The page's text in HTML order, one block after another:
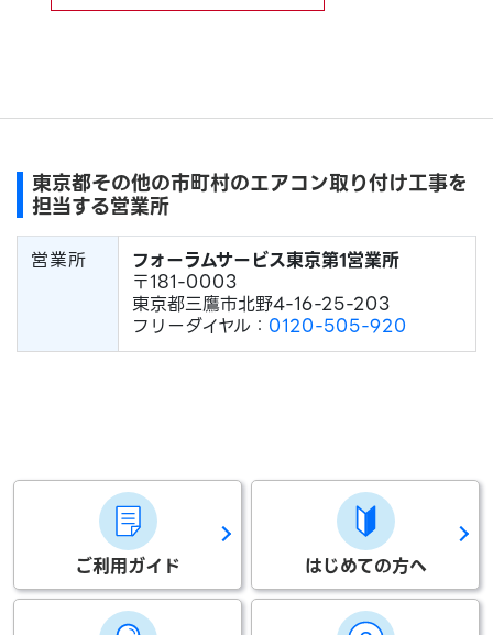
東京都その他の市町村のエアコン取り付け工事を
担当する営業所
営業所
フォーラムサービス東京第1営業所
〒181-0003
東京都三鷹市北野4-16-25-203
フリーダイヤル： 0120-505-920
ご利用ガイド はじめての方へ